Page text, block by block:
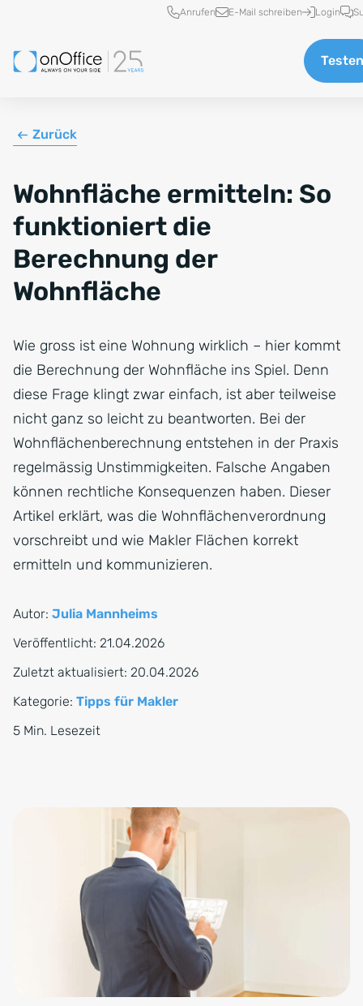
Schnellzugriff
Anrufen E-Mail schreiben Login
Testen
Zurück
Wohnfläche ermitteln: So
funktioniert die
Berechnung der
Wohnfläche
Wie gross ist eine Wohnung wirklich – hier kommt
die Berechnung der Wohnfläche ins Spiel. Denn
diese Frage klingt zwar einfach, ist aber teilweise
nicht ganz so leicht zu beantworten. Bei der
Wohnflächenberechnung entstehen in der Praxis
regelmässig Unstimmigkeiten. Falsche Angaben
können rechtliche Konsequenzen haben. Dieser
Artikel erklärt, was die Wohnflächenverordnung
vorschreibt und wie Makler Flächen korrekt
ermitteln und kommunizieren.
Autor: Julia Mannheims
Veröffentlicht: 21.04.2026
Zuletzt aktualisiert: 20.04.2026
Kategorie: Tipps für Makler
5 Min. Lesezeit